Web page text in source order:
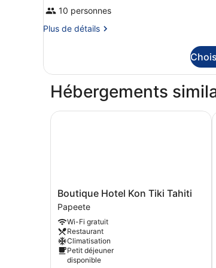
10 personnes
Plus de détails
Plus
le
Chambre
Hébergements
Boutique
Hotel
Kon
Tiki
Tahiti
Papeete
Boutique Hotel Kon Tiki Tahiti
Papeete
Wi-Fi gratuit
Restaurant
Climatisation
Petit déjeuner
disponible
Boutique Hotel Kon Tiki Tahiti